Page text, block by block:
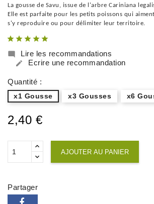
La gousse de Savu, issue de l'arbre Cariniana
Elle est parfaite pour les petits poissons qui
s'y reproduire ou pour délimiter leur territoire.
 Lire les recommandations
 Ecrire une recommandation
Quantité :
x1 Gousse x3 Gousses x6
2,40 €
AJOUTER AU PANIER
Partager